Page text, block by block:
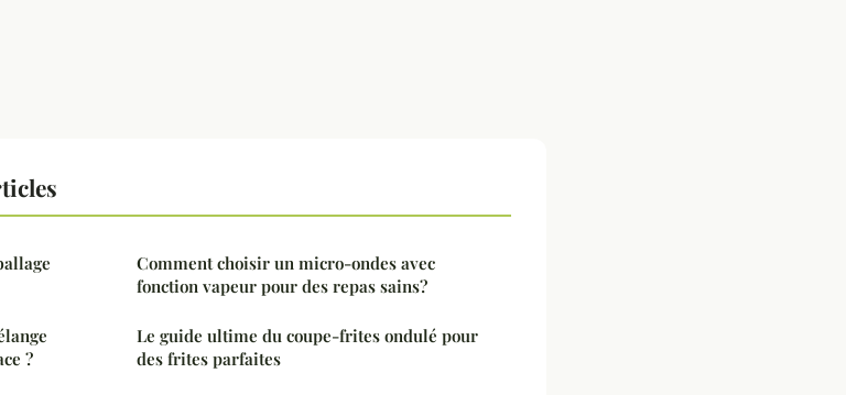
?
Comment choisir un micro-ondes avec
fonction vapeur pour des repas sains?
Le guide ultime du coupe-frites ondulé pour
des frites parfaites